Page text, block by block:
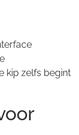
kip zelfs begint